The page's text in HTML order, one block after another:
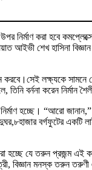
নির্মাণ করা হবে
আইভী শেখ হাসিনা
করবে।সেই লক্ষ্যকে
বর্ননা করেন নির্মান
হচ্ছে। “আরো জানান,”
বর্গফুটের
হচ্ছে যে তরুন প্রজন্ম
বিজ্ঞান মনস্ক তরুন